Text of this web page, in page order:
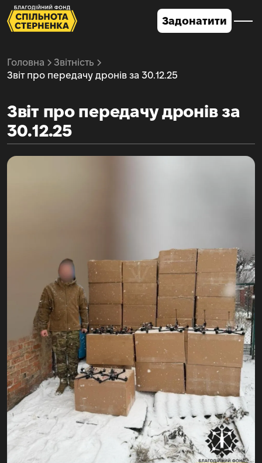
Задонатити
Головна
Звітність
Звіт про передачу дронів за 30.12.25
Звіт про передачу дронів за
30.12.25